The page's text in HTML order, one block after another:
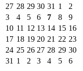
27 28 29 30 31 1
2
3
4 5 6 7 8
9
10 11 12 13 14 15 16
17 18 19 20 21 22 23
24 25 26 27 28 29 30
31 1 2 3 4 5 6